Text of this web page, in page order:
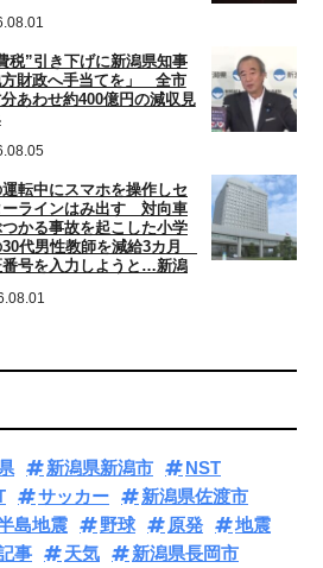
税”引き下げに新潟県知事
方財政へ手当てを」 全市
あわせ約400億円の減収見
転中にスマホを操作しセ
ーラインはみ出す 対向車
つかる事故を起こした小学
30代男性教師を減給3カ月
番号を入力しようと…新潟
新潟県新潟市
NST
サッカー
新潟県佐渡市
島地震
野球 原発
地震
事
天気
新潟県長岡市